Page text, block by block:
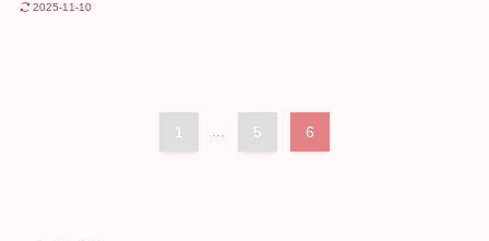
2025-11-10
1 5 6